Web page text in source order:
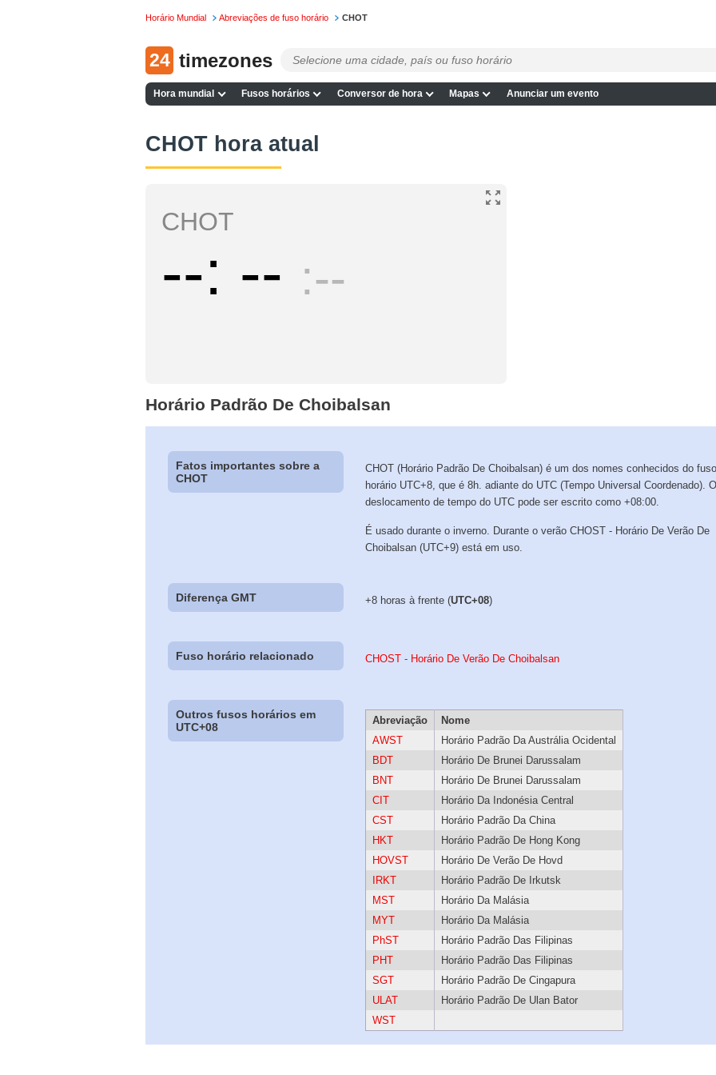
Horário Mundial Abreviações de fuso horário CHOT
24 timezones
Hora mundial Fusos horários Conversor de hora Mapas Anunciar um evento
CHOT hora atual
CHOT
-- -- --
Horário Padrão De Choibalsan
Fatos importantes sobre a
CHOT
CHOT (Horário Padrão De Choibalsan) é um dos nomes conhecidos do
horário UTC+8, que é 8h. adiante do UTC (Tempo Universal Coordenado).
deslocamento de tempo do UTC pode ser escrito como +08:00.
É usado durante o inverno. Durante o verão CHOST - Horário De Verão De
Choibalsan (UTC+9) está em uso.
Diferença GMT +8 horas à frente (UTC+08)
Fuso horário relacionado CHOST - Horário De Verão De Choibalsan
Outros fusos horários em
UTC+08
Abreviação
Nome
AWST
Horário Padrão Da Austrália Ocidental
BDT
Horário De Brunei Darussalam
BNT
Horário De Brunei Darussalam
CIT
Horário Da Indonésia Central
CST
Horário Padrão Da China
HKT
Horário Padrão De Hong Kong
HOVST
Horário De Verão De Hovd
IRKT
Horário Padrão De Irkutsk
MST
Horário Da Malásia
MYT
Horário Da Malásia
PhST
Horário Padrão Das Filipinas
PHT
Horário Padrão Das Filipinas
SGT
Horário Padrão De Cingapura
ULAT
Horário Padrão De Ulan Bator
WST